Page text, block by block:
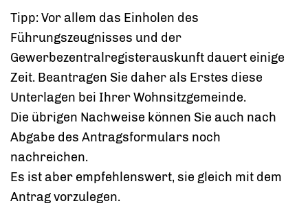
Tipp: Vor allem das Einholen des
Führungszeugnisses und der
Gewerbezentralregisterauskunft dauert einige
Zeit. Beantragen Sie daher als Erstes diese
Unterlagen bei Ihrer Wohnsitzgemeinde.
Die übrigen Nachweise können Sie auch nach
Abgabe des Antragsformulars noch
nachreichen.
Es ist aber empfehlenswert, sie gleich mit dem
Antrag vorzulegen.